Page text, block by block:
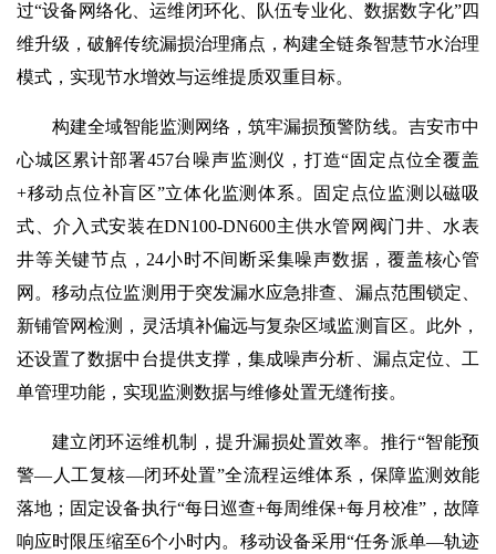
过“设备网络化、运维闭环化、队伍专业化、数据数字化”四
维升级，破解传统漏损治理痛点，构建全链条智慧节水治理
模式，实现节水增效与运维提质双重目标。
构建全域智能监测网络，筑牢漏损预警防线。吉安市中
心城区累计部署457台噪声监测仪，打造“固定点位全覆盖
+移动点位补盲区”立体化监测体系。固定点位监测以磁吸
式、介入式安装在DN100-DN600主供水管网阀门井、水表
井等关键节点，24小时不间断采集噪声数据，覆盖核心管
网。移动点位监测用于突发漏水应急排查、漏点范围锁定、
新铺管网检测，灵活填补偏远与复杂区域监测盲区。此外，
还设置了数据中台提供支撑，集成噪声分析、漏点定位、工
单管理功能，实现监测数据与维修处置无缝衔接。
建立闭环运维机制，提升漏损处置效率。推行“智能预
警—人工复核—闭环处置”全流程运维体系，保障监测效能
落地；固定设备执行“每日巡查+每周维保+每月校准”，故障
响应时限压缩至6个小时内。移动设备采用“任务派单—轨迹